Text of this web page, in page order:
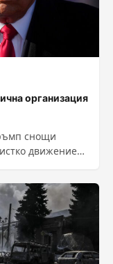
организация
снощи
движение